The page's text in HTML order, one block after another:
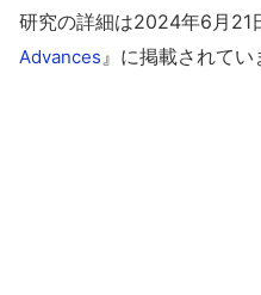
研究の詳細は2024年6月21
Advances』に掲載されてい